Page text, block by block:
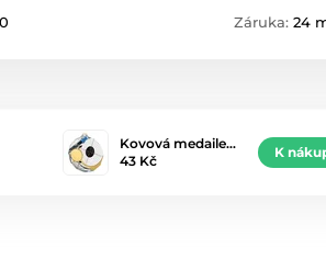
Záruka: 24
Kovová medaile…
43 Kč
K